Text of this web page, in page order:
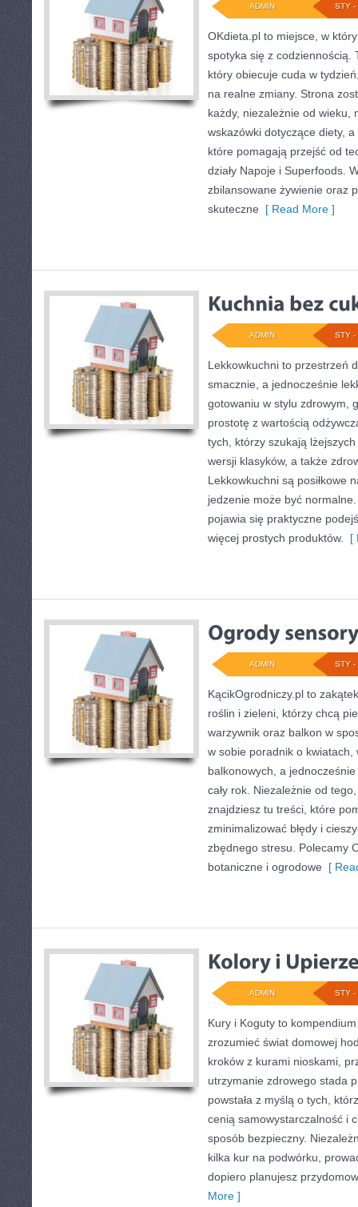
STY -
ADMIN
OKdieta.pl to miejsce, w
spotyka się z codziennością.
który obiecuje cuda w
na realne zmiany. Strona
każdy, niezależnie od wieku,
wskazówki dotyczące diety,
które pomagają przejść od
działy Napoje i Superfoods.
zbilansowane żywienie oraz
skuteczne [ Read More ]
STY -
ADMIN
Lekkowkuchni to przestrzeń
smacznie, a jednocześnie
gotowaniu w stylu zdrowym,
prostotę z wartością
tych, którzy szukają
wersji klasyków, a także
Lekkowkuchni są posiłkowe
jedzenie może być
pojawia się praktyczne
więcej prostych produktów.
[
STY -
ADMIN
KącikOgrodniczy.pl to
roślin i zieleni, którzy chcą
warzywnik oraz balkon w
w sobie poradnik o kwiatach,
balkonowych, a
cały rok. Niezależnie od
znajdziesz tu treści, które
zminimalizować błędy i
zbędnego stresu. Polecamy
botaniczne i ogrodowe [
STY -
ADMIN
Kury i Koguty to
zrozumieć świat domowej
kroków z kurami nioskami,
utrzymanie zdrowego stada
powstała z myślą o tych,
cenią samowystarczalność i
sposób bezpieczny.
kilka kur na podwórku,
dopiero planujesz
More ]